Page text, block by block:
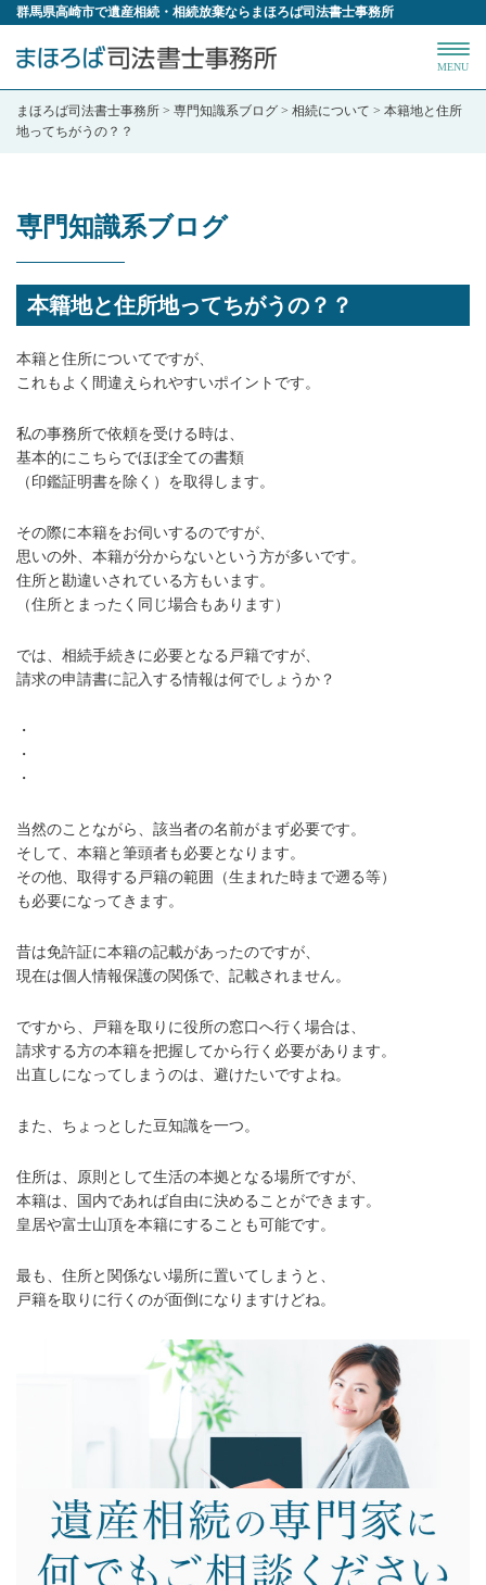
群馬県高崎市で遺産相続・相続放棄ならまほろば司法書士事務所
MENU
まほろば司法書士事務所 > 専門知識系ブログ > 相続について > 本籍地と住所
地ってちがうの？？
専門知識系ブログ
本籍地と住所地ってちがうの？？
本籍と住所についてですが、
これもよく間違えられやすいポイントです。
私の事務所で依頼を受ける時は、
基本的にこちらでほぼ全ての書類
（印鑑証明書を除く）を取得します。
その際に本籍をお伺いするのですが、
思いの外、本籍が分からないという方が多いです。
住所と勘違いされている方もいます。
（住所とまったく同じ場合もあります）
では、相続手続きに必要となる戸籍ですが、
請求の申請書に記入する情報は何でしょうか？
・
・
・
当然のことながら、該当者の名前がまず必要です。
そして、本籍と筆頭者も必要となります。
その他、取得する戸籍の範囲（生まれた時まで遡る等）
も必要になってきます。
昔は免許証に本籍の記載があったのですが、
現在は個人情報保護の関係で、記載されません。
ですから、戸籍を取りに役所の窓口へ行く場合は、
請求する方の本籍を把握してから行く必要があります。
出直しになってしまうのは、避けたいですよね。
また、ちょっとした豆知識を一つ。
住所は、原則として生活の本拠となる場所ですが、
本籍は、国内であれば自由に決めることができます。
皇居や富士山頂を本籍にすることも可能です。
最も、住所と関係ない場所に置いてしまうと、
戸籍を取りに行くのが面倒になりますけどね。